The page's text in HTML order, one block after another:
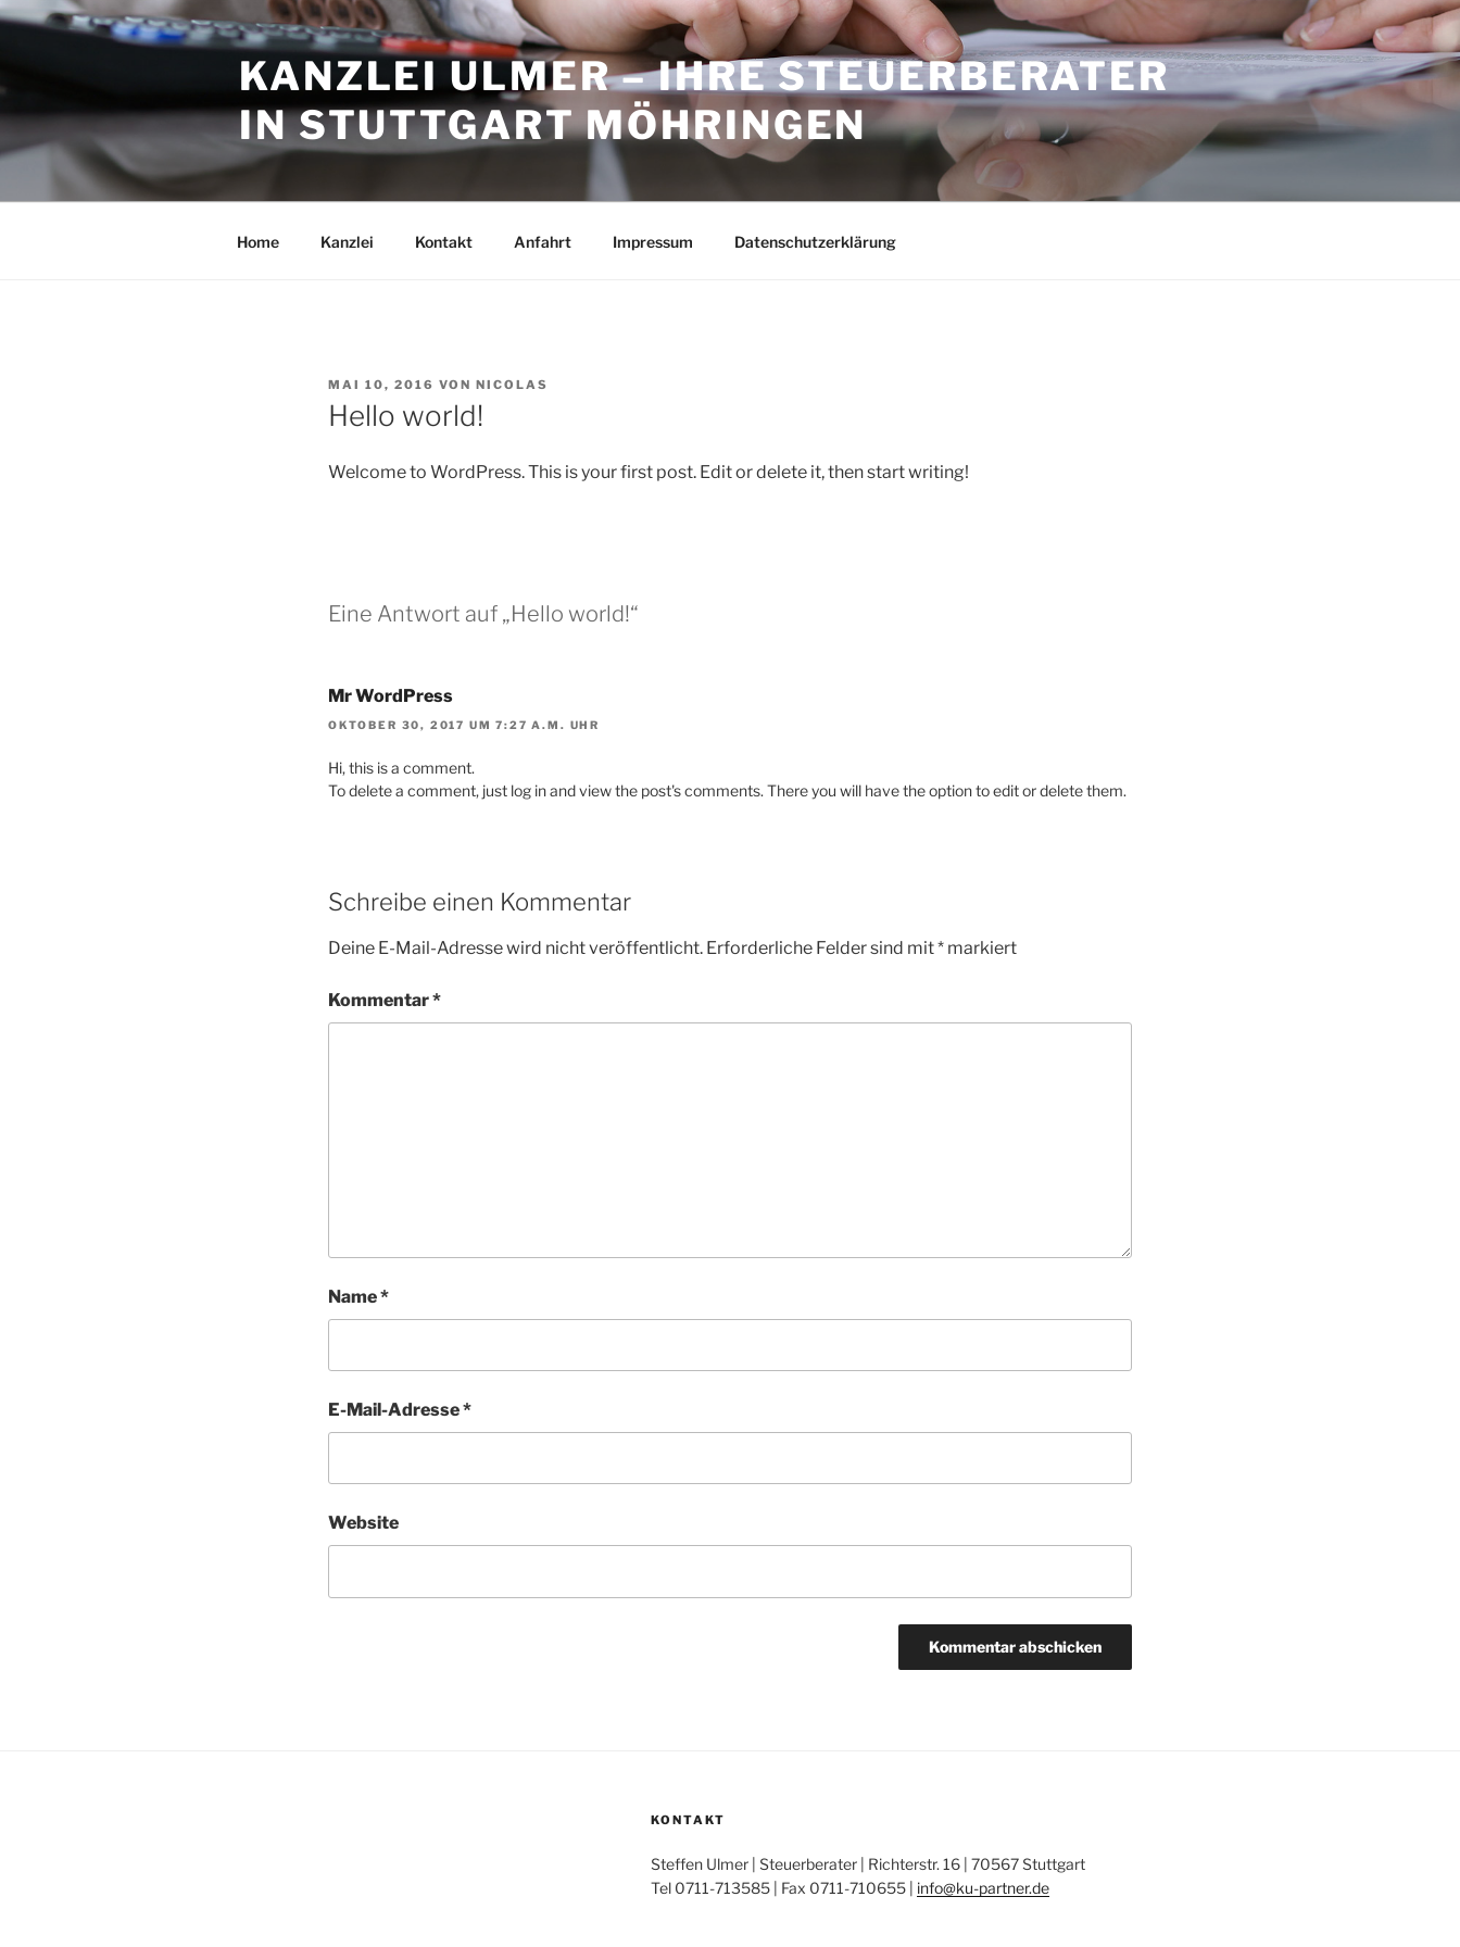
Zum
KANZLEI ULMER – IHRE STEUERBERATER
IN STUTTGART MÖHRINGEN
Home Kanzlei Kontakt Anfahrt Impressum Datenschutzerklärung
VERÖFFENTLICHT
AM
MAI 10, 2016 VON NICOLAS
Hello world!
Welcome to WordPress. This is your first post. Edit or delete it, then start writing!
Eine Antwort auf „Hello world!“
Mr WordPress
OKTOBER 30, 2017 UM 7:27 A.M. UHR
Hi, this is a comment.
To delete a comment, just log in and view the post's comments. There you will have the option to edit or delete them.
Schreibe einen Kommentar
Deine E-Mail-Adresse wird nicht veröffentlicht. Erforderliche Felder sind mit* markiert
Kommentar*
Name*
E-Mail-Adresse*
Website
KONTAKT
Steffen Ulmer | Steuerberater | Richterstr. 16 | 70567 Stuttgart
Tel 0711-713585 | Fax 0711-710655 | info@ku-partner.de